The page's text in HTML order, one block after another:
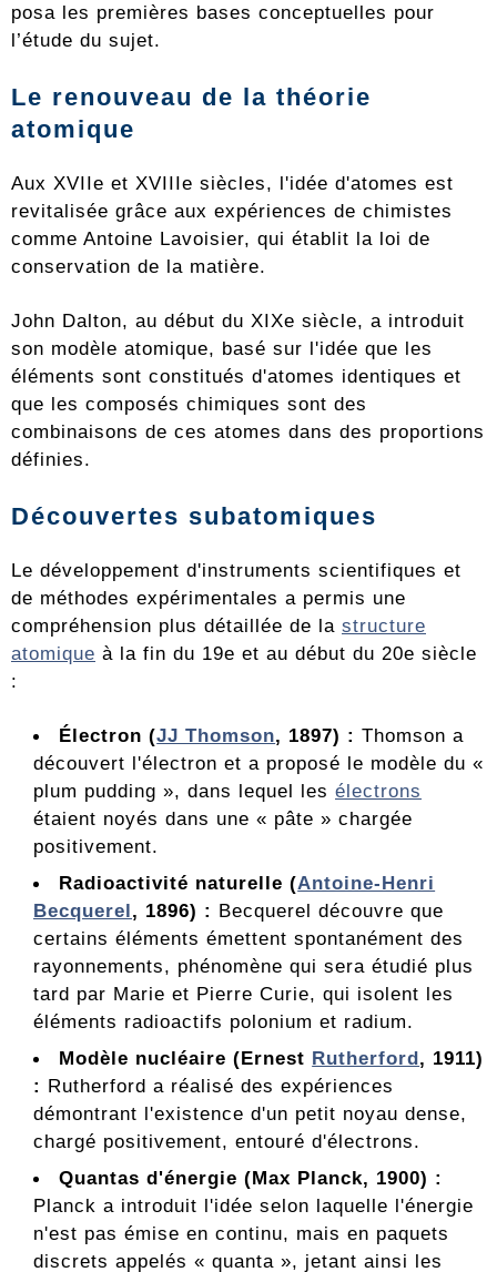
posa les premières bases conceptuelles pour
l’étude du sujet.
Le renouveau de la théorie
atomique
Aux XVIIe et XVIIIe siècles, l'idée d'atomes est
revitalisée grâce aux expériences de chimistes
comme Antoine Lavoisier, qui établit la loi de
conservation de la matière.
John Dalton, au début du XIXe siècle, a introduit
son modèle atomique, basé sur l'idée que les
éléments sont constitués d'atomes identiques et
que les composés chimiques sont des
combinaisons de ces atomes dans des proportions
définies.
Découvertes subatomiques
Le développement d'instruments scientifiques et
de méthodes expérimentales a permis une
compréhension plus détaillée de la structure
atomique à la fin du 19e et au début du 20e siècle
:
Électron (JJ Thomson, 1897) : Thomson a
découvert l'électron et a proposé le modèle du «
plum pudding », dans lequel les électrons
étaient noyés dans une « pâte » chargée
positivement.
Radioactivité naturelle (Antoine-Henri
Becquerel, 1896) : Becquerel découvre que
certains éléments émettent spontanément des
rayonnements, phénomène qui sera étudié plus
tard par Marie et Pierre Curie, qui isolent les
éléments radioactifs polonium et radium.
Modèle nucléaire (Ernest Rutherford, 1911)
: Rutherford a réalisé des expériences
démontrant l'existence d'un petit noyau dense,
chargé positivement, entouré d'électrons.
Quantas d'énergie (Max Planck, 1900) :
Planck a introduit l'idée selon laquelle l'énergie
n'est pas émise en continu, mais en paquets
discrets appelés « quanta », jetant ainsi les